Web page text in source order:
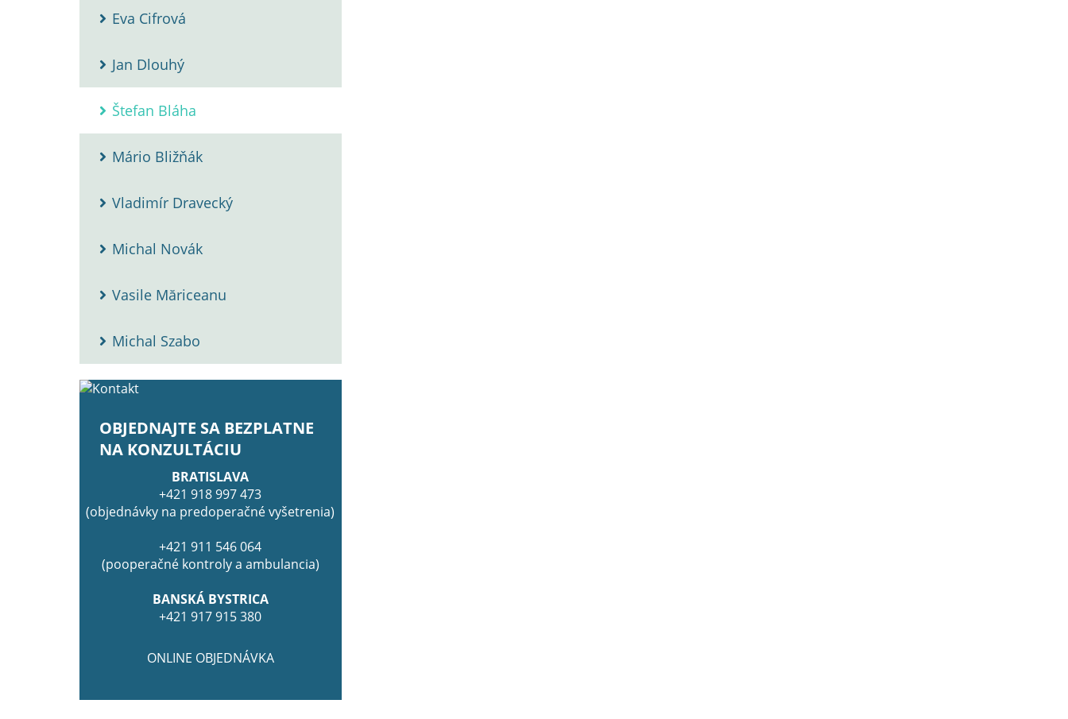
Eva Cifrová
Jan Dlouhý
Štefan Bláha
Mário Bližňák
Vladimír Dravecký
Michal Novák
Vasile Măriceanu
Michal Szabo
OBJEDNAJTE SA BEZPLATNE
NA KONZULTÁCIU
BRATISLAVA
+421 918 997 473
(objednávky na predoperačné vyšetrenia)
+421 911 546 064
(pooperačné kontroly a ambulancia)
BANSKÁ BYSTRICA
+421 917 915 380
ONLINE OBJEDNÁVKA